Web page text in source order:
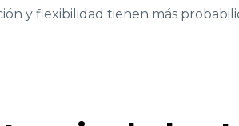
y flexibilidad tienen más